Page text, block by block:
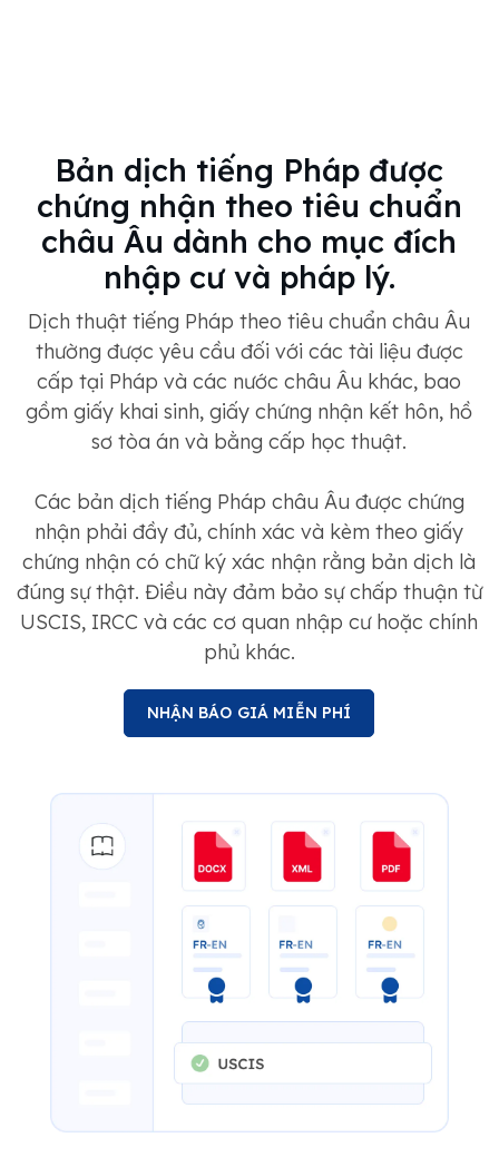
Bản dịch tiếng Pháp được
chứng nhận theo tiêu chuẩn
châu Âu dành cho mục đích
nhập cư và pháp lý.
Dịch thuật tiếng Pháp theo tiêu chuẩn châu Âu
thường được yêu cầu đối với các tài liệu được
cấp tại Pháp và các nước châu Âu khác, bao
gồm giấy khai sinh, giấy chứng nhận kết hôn, hồ
sơ tòa án và bằng cấp học thuật.
Các bản dịch tiếng Pháp châu Âu được chứng
nhận phải đầy đủ, chính xác và kèm theo giấy
chứng nhận có chữ ký xác nhận rằng bản dịch là
đúng sự thật. Điều này đảm bảo sự chấp thuận từ
USCIS, IRCC và các cơ quan nhập cư hoặc chính
phủ khác.
NHẬN BÁO GIÁ MIỄN PHÍ